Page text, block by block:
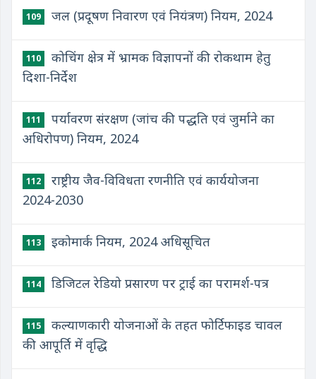
109 ​जल (प्रदूषण निवारण एवं नियंत्रण) नियम, 2024
110
​कोचिंग क्षेत्र में भ्रामक विज्ञापनों की रोकथाम हेतु
दिशा-निर्देश
111
​पर्यावरण संरक्षण (जांच की पद्धति एवं जुर्माने का
अधिरोपण) नियम, 2024
112
​राष्ट्रीय जैव-विविधता रणनीति एवं कार्ययोजना
2024-2030
113 इकोमार्क नियम, 2024 अधिसूचित
114 डिजिटल रेडियो प्रसारण पर ट्राई का परामर्श-पत्र
115
कल्याणकारी योजनाओं के तहत फोर्टिफाइड चावल
की आपूर्ति में वृद्धि